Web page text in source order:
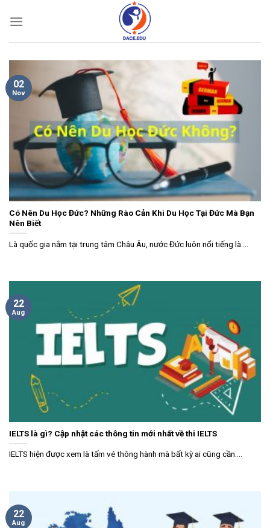
Có Nên Du Học Đức? Những Rào Cản Khi Du Học Tại Đức Mà Bạn
Nên Biết
Là quốc gia nằm tại trung tâm Châu Âu, nước Đức luôn nổi tiếng là....
02
Nov
IELTS là gì? Cập nhật các thông tin mới nhất về thi IELTS
IELTS hiện được xem là tấm vé thông hành mà bất kỳ ai cũng cần....
22
Aug
22
Aug